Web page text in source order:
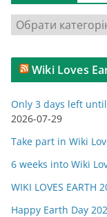
в
а
т
о
р
і
ї
Wiki Loves
Only 3 days left
2026-07-29
Take part in Wiki
6 weeks into Wiki
WIKI LOVES EARTH
Happy Earth Day